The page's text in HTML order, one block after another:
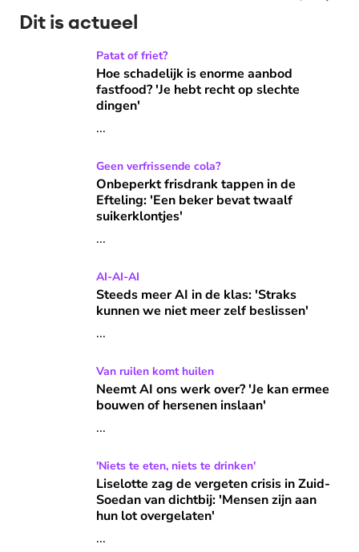
Dit is actueel
Hoe schadelijk is enorme aanbod fastfood? 'Je hebt recht
Patat of friet?
Hoe schadelijk is enorme aanbod
fastfood? 'Je hebt recht op slechte
dingen'
...
Onbeperkt frisdrank tappen in de Efteling: 'Een beker
Geen verfrissende cola?
Onbeperkt frisdrank tappen in de
Efteling: 'Een beker bevat twaalf
suikerklontjes'
...
Steeds meer AI in de klas: 'Straks kunnen we niet meer
AI-AI-AI
Steeds meer AI in de klas: 'Straks
kunnen we niet meer zelf beslissen'
...
Neemt AI ons werk over? 'Je kan ermee bouwen of
Van ruilen komt huilen
Neemt AI ons werk over? 'Je kan ermee
bouwen of hersenen inslaan'
...
Liselotte zag de vergeten crisis in Zuid-Soedan van
'Niets te eten, niets te drinken'
Liselotte zag de vergeten crisis in Zuid-
Soedan van dichtbij: 'Mensen zijn aan
hun lot overgelaten'
...